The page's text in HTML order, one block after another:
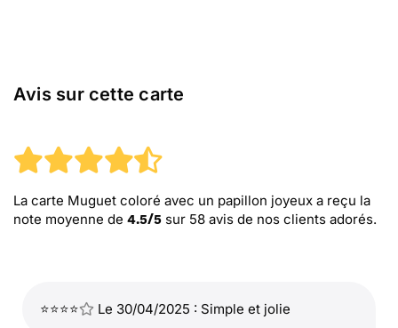
Avis sur cette carte
La carte Muguet coloré avec un papillon joyeux a reçu la
note moyenne de 4.5/5 sur 58 avis de nos clients adorés.
⭐⭐⭐⭐ Le 30/04/2025 : Simple et jolie